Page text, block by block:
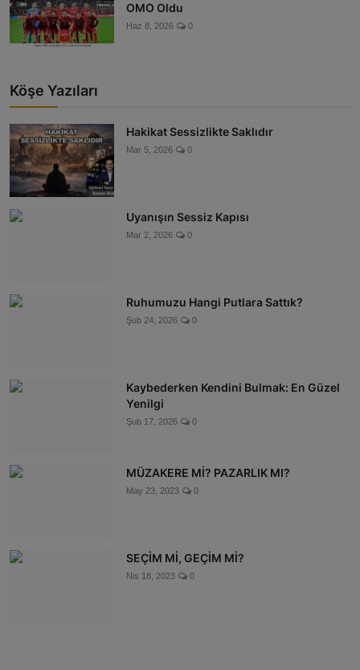
OMO Oldu
Haz 8, 2026 0
Köşe Yazıları
Hakikat Sessizlikte Saklıdır
Mar 5, 2026 0
Uyanışın Sessiz Kapısı
Mar 2, 2026 0
Ruhumuzu Hangi Putlara Sattık?
Şub 24, 2026 0
Kaybederken Kendini Bulmak: En Güzel
Yenilgi
Şub 17, 2026 0
MÜZAKERE Mİ? PAZARLIK MI?
May 23, 2023 0
SEÇİM Mİ, GEÇİM Mİ?
Nis 18, 2023 0